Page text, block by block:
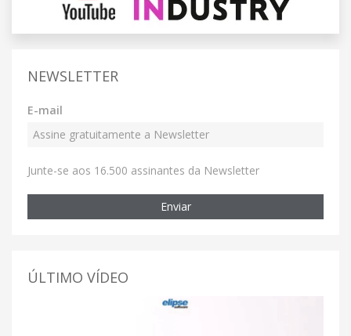
NEWSLETTER
E-mail
Junte-se aos 16.500 assinantes da Newsletter
Enviar
ÚLTIMO VÍDEO